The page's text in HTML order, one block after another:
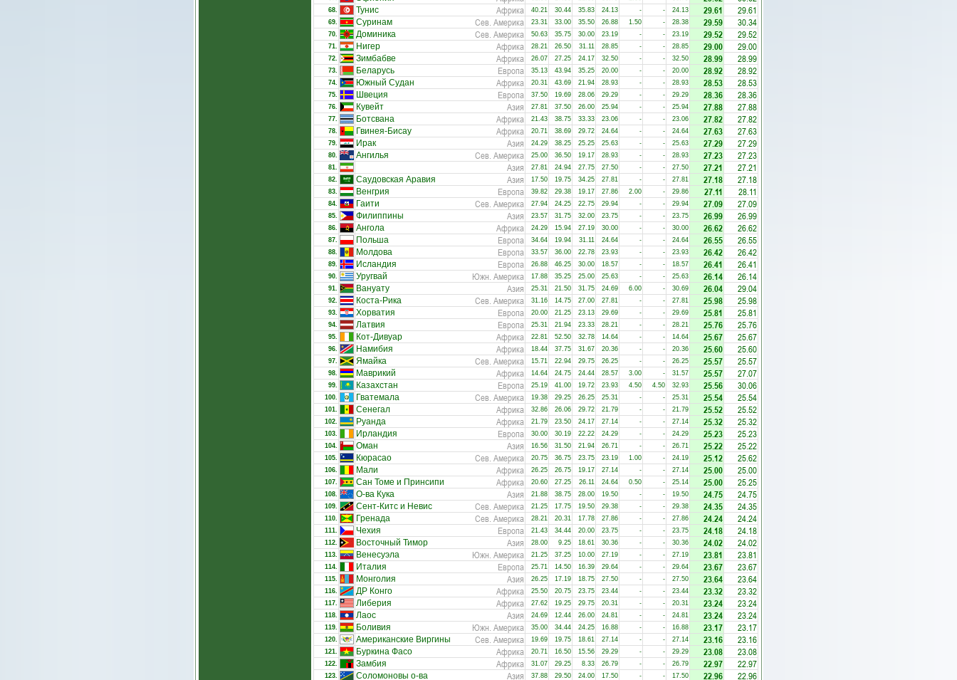
68. Тунис Африка 40.21 30.44 35.83 24.13 - - 24.13 29.61 29.61
69. Суринам Сев. Америка 23.31 33.00 35.50 26.88 1.50 - 28.38 29.59 30.34
70. Доминика Сев. Америка 50.63 35.75 30.00 23.19 - - 23.19 29.52 29.52
71. Нигер Африка 28.21 26.50 31.11 28.85 - - 28.85 29.00 29.00
72. Зимбабве Африка 26.07 27.25 24.17 32.50 - - 32.50 28.99 28.99
73. Беларусь Европа 35.13 43.94 35.25 20.00 - - 20.00 28.92 28.92
74. Южный Судан Африка 20.31 43.69 21.94 28.93 - - 28.93 28.53 28.53
75. Швеция Европа 37.50 19.69 28.06 29.29 - - 29.29 28.36 28.36
76. Кувейт Азия 27.81 37.50 26.00 25.94 - - 25.94 27.88 27.88
77. Ботсвана Африка 21.43 38.75 33.33 23.06 - - 23.06 27.82 27.82
78. Гвинея-Бисау Африка 20.71 38.69 29.72 24.64 - - 24.64 27.63 27.63
79. Ирак Азия 24.29 38.25 25.25 25.63 - - 25.63 27.29 27.29
80. Ангилья Сев. Америка 25.00 36.50 19.17 28.93 - - 28.93 27.23 27.23
81. Азия 27.81 24.94 27.75 27.50 - - 27.50 27.21 27.21
82. Саудовская Аравия Азия 17.50 19.75 34.25 27.81 - - 27.81 27.18 27.18
83. Венгрия Европа 39.82 29.38 19.17 27.86 2.00 - 29.86 27.11 28.11
84. Гаити Сев. Америка 27.94 24.25 22.75 29.94 - - 29.94 27.09 27.09
85. Филиппины Азия 23.57 31.75 32.00 23.75 - - 23.75 26.99 26.99
86. Ангола Африка 24.29 15.94 27.19 30.00 - - 30.00 26.62 26.62
87. Польша Европа 34.64 19.94 31.11 24.64 - - 24.64 26.55 26.55
88. Молдова Европа 33.57 36.00 22.78 23.93 - - 23.93 26.42 26.42
89. Исландия Европа 26.88 46.25 30.00 18.57 - - 18.57 26.41 26.41
90. Уругвай Южн. Америка 17.88 35.25 25.00 25.63 - - 25.63 26.14 26.14
91. Вануату Азия 25.31 21.50 31.75 24.69 6.00 - 30.69 26.04 29.04
92. Коста-Рика Сев. Америка 31.16 14.75 27.00 27.81 - - 27.81 25.98 25.98
93. Хорватия Европа 20.00 21.25 23.13 29.69 - - 29.69 25.81 25.81
94. Латвия Европа 25.31 21.94 23.33 28.21 - - 28.21 25.76 25.76
95. Кот-Дивуар Африка 22.81 52.50 32.78 14.64 - - 14.64 25.67 25.67
96. Намибия Африка 18.44 37.75 31.67 20.36 - - 20.36 25.60 25.60
97. Ямайка Сев. Америка 15.71 22.94 29.75 26.25 - - 26.25 25.57 25.57
98. Маврикий Африка 14.64 24.75 24.44 28.57 3.00 - 31.57 25.57 27.07
99. Казахстан Европа 25.19 41.00 19.72 23.93 4.50 4.50 32.93 25.56 30.06
100. Гватемала Сев. Америка 19.38 29.25 26.25 25.31 - - 25.31 25.54 25.54
101. Сенегал Африка 32.86 26.06 29.72 21.79 - - 21.79 25.52 25.52
102. Руанда Африка 21.79 23.50 24.17 27.14 - - 27.14 25.32 25.32
103. Ирландия Европа 30.00 30.19 22.22 24.29 - - 24.29 25.23 25.23
104. Оман Азия 16.56 31.50 21.94 26.71 - - 26.71 25.22 25.22
105. Кюрасао Сев. Америка 20.75 36.75 23.75 23.19 1.00 - 24.19 25.12 25.62
106. Мали Африка 26.25 26.75 19.17 27.14 - - 27.14 25.00 25.00
107. Сан Томе и Принсипи Африка 20.60 27.25 26.11 24.64 0.50 - 25.14 25.00 25.25
108. О-ва Кука Азия 21.88 38.75 28.00 19.50 - - 19.50 24.75 24.75
109. Сент-Китс и Невис Сев. Америка 21.25 17.75 19.50 29.38 - - 29.38 24.35 24.35
110. Гренада Сев. Америка 28.21 20.31 17.78 27.86 - - 27.86 24.24 24.24
111. Чехия Европа 21.43 34.44 20.00 23.75 - - 23.75 24.18 24.18
112. Восточный Тимор Азия 28.00 9.25 18.61 30.36 - - 30.36 24.02 24.02
113. Венесуэла Южн. Америка 21.25 37.25 10.00 27.19 - - 27.19 23.81 23.81
114. Италия Европа 25.71 14.50 16.39 29.64 - - 29.64 23.67 23.67
115. Монголия Азия 26.25 17.19 18.75 27.50 - - 27.50 23.64 23.64
116. ДР Конго Африка 25.50 20.75 23.75 23.44 - - 23.44 23.32 23.32
117. Либерия Африка 27.62 19.25 29.75 20.31 - - 20.31 23.24 23.24
118. Лаос Азия 24.69 12.44 26.00 24.81 - - 24.81 23.24 23.24
119. Боливия Южн. Америка 35.00 34.44 24.25 16.88 - - 16.88 23.17 23.17
120. Американские Виргины Сев. Америка 19.69 19.75 18.61 27.14 - - 27.14 23.16 23.16
121. Буркина Фасо Африка 20.71 16.50 15.56 29.29 - - 29.29 23.08 23.08
122. Замбия Африка 31.07 29.25 8.33 26.79 - - 26.79 22.97 22.97
123. Соломоновы о-ва Азия 37.88 29.50 24.00 17.50 - - 17.50 22.96 22.96